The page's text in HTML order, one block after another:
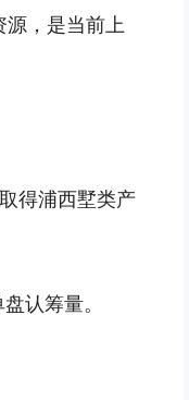
源，是当前上
得浦西墅类产
认筹量。